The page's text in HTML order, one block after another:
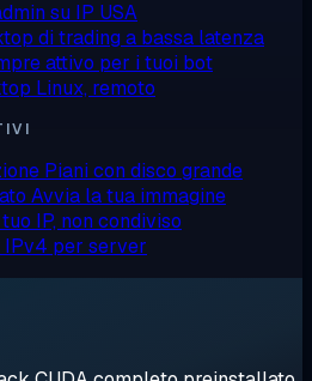
su IP USA
di trading a bassa latenza
attivo per i tuoi bot
Linux, remoto
Piani con disco grande
Avvia la tua immagine
IP, non condiviso
IPv4 per server